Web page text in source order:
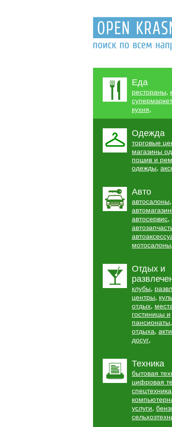
Еда
рестораны,
кухня,
Одежда
торговые
магазины
пошив и
одежды,
Авто
автосалоны,
автосервис,
мотосалоны,
Отдых и
клубы,
центры,
отдых,
гостиницы и
пансионаты,
отдыха,
досуг,
Техника
бытовая
цифровая
спецтехника
услуги,